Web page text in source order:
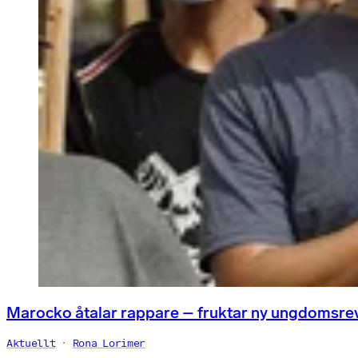
Marocko åtalar rappare – fruktar ny
Aktuellt Rona Lorimer